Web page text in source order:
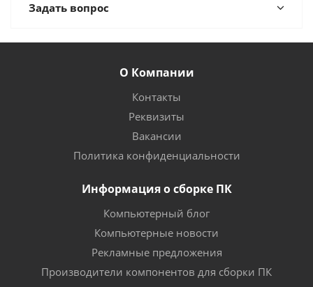
Задать вопрос
О Компании
Контакты
Реквизиты
Вакансии
Политика конфиденциальности
Информация о сборке ПК
Компьютерный блог
Компьютерные новости
Рекламные предложения
Производители компонентов для сборки ПК